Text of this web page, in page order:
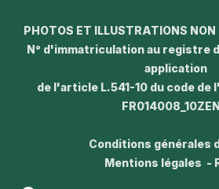
PHOTOS ET ILLUSTRATIONS
N° d'immatriculation au registre
application
de l'article L.541-10 du code de
Conditions générales
Mentions légales -